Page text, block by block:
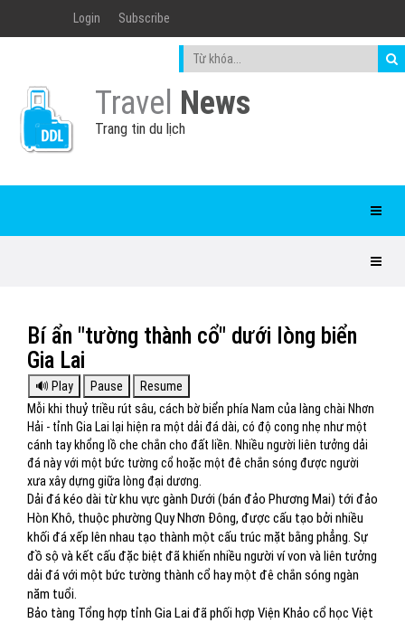
Login Subscribe
Travel News
Trang tin du lịch
Bí ẩn "tường thành cổ" dưới lòng biển
Gia Lai
Mỗi khi thuỷ triều rút sâu, cách bờ biển phía Nam của làng chài Nhơn
Hải - tỉnh Gia Lai lại hiện ra một dải đá dài, có độ cong nhẹ như một
cánh tay khổng lồ che chắn cho đất liền. Nhiều người liên tưởng dải
đá này với một bức tường cổ hoặc một đê chắn sóng được người
xưa xây dựng giữa lòng đại dương.
Dải đá kéo dài từ khu vực gành Dưới (bán đảo Phương Mai) tới đảo
Hòn Khô, thuộc phường Quy Nhơn Đông, được cấu tạo bởi nhiều
khối đá xếp lên nhau tạo thành một cấu trúc mặt bằng phẳng. Sự
đồ sộ và kết cấu đặc biệt đã khiến nhiều người ví von và liên tưởng
dải đá với một bức tường thành cổ hay một đê chắn sóng ngàn
năm tuổi.
Bảo tàng Tổng hợp tỉnh Gia Lai đã phối hợp Viện Khảo cổ học Việt